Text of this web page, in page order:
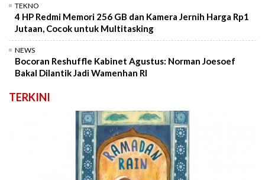
TEKNO
4 HP Redmi Memori 256 GB dan Kamera Jernih Harga Rp1
Jutaan, Cocok untuk Multitasking
NEWS
Bocoran Reshuffle Kabinet Agustus: Norman Joesoef
Bakal Dilantik Jadi Wamenhan RI
TERKINI